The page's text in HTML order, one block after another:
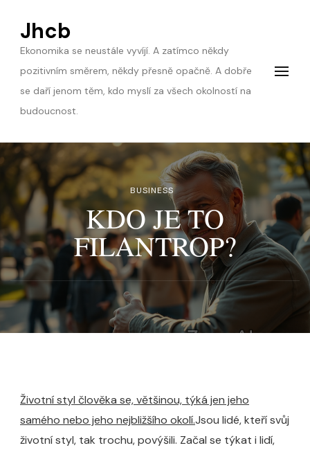
Jhcb
Ekonomika se neustále vyvíjí. A zatímco někdy
pozitivním směrem, někdy přesně opačně. A dobře
se daří jenom těm, kdo myslí za všech okolností na
budoucnost.
BUSINESS
KDO JE TO
FILANTROP?
Životní styl člověka se, většinou, týká jen jeho
samého nebo jeho nejbližšího okolí.Jsou lidé, kteří svůj
životní styl, tak trochu, povýšili. Začal se týkat i lidí,